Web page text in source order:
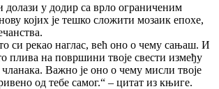
долази у додир са врло ограниченим
којих је тешко сложити мозаик епохе,
си рекао наглас, већ оно о чему сањаш. И
плива на површини твоје свести између
Важно је оно о чему мисли твоје
од тебе самог.“ – цитат из књиге.